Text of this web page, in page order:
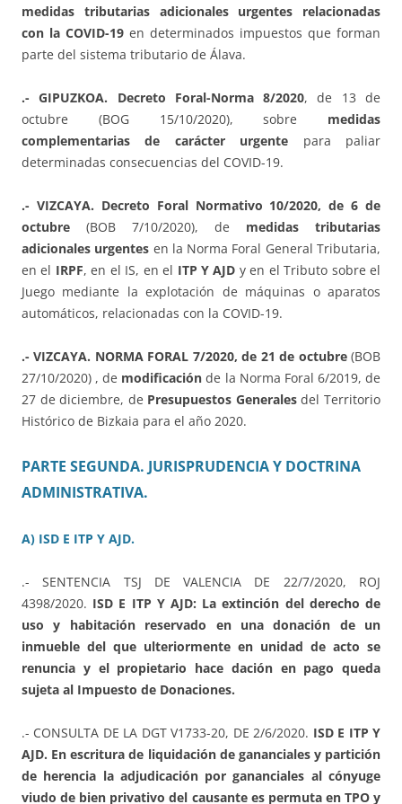
medidas tributarias adicionales urgentes relacionadas
con la COVID-19 en determinados impuestos que forman
parte del sistema tributario de Álava.
.- GIPUZKOA. Decreto Foral-Norma 8/2020, de 13 de
octubre (BOG 15/10/2020), sobre medidas
complementarias de carácter urgente para paliar
determinadas consecuencias del COVID-19.
.- VIZCAYA. Decreto Foral Normativo 10/2020, de 6 de
octubre (BOB 7/10/2020), de medidas tributarias
adicionales urgentes en la Norma Foral General Tributaria,
en el IRPF, en el IS, en el ITP Y AJD y en el Tributo sobre el
Juego mediante la explotación de máquinas o aparatos
automáticos, relacionadas con la COVID-19.
.- VIZCAYA. NORMA FORAL 7/2020, de 21 de octubre(BOB
27/10/2020) , de modificación de la Norma Foral 6/2019, de
27 de diciembre, de Presupuestos Generalesdel Territorio
Histórico de Bizkaia para el año 2020.
PARTE SEGUNDA. JURISPRUDENCIA Y DOCTRINA
ADMINISTRATIVA.
A) ISD E ITP Y AJD.
.- SENTENCIA TSJ DE VALENCIA DE 22/7/2020, ROJ
4398/2020. ISD E ITP Y AJD: La extinción del derecho de
uso y habitación reservado en una donación de un
inmueble del que ulteriormente en unidad de acto se
renuncia y el propietario hace dación en pago queda
sujeta al Impuesto de Donaciones.
.- CONSULTA DE LA DGT V1733-20, DE 2/6/2020. ISD E ITP Y
AJD. En escritura de liquidación de gananciales y partición
de herencia la adjudicación por gananciales al cónyuge
viudo de bien privativo del causante es permuta en TPO y